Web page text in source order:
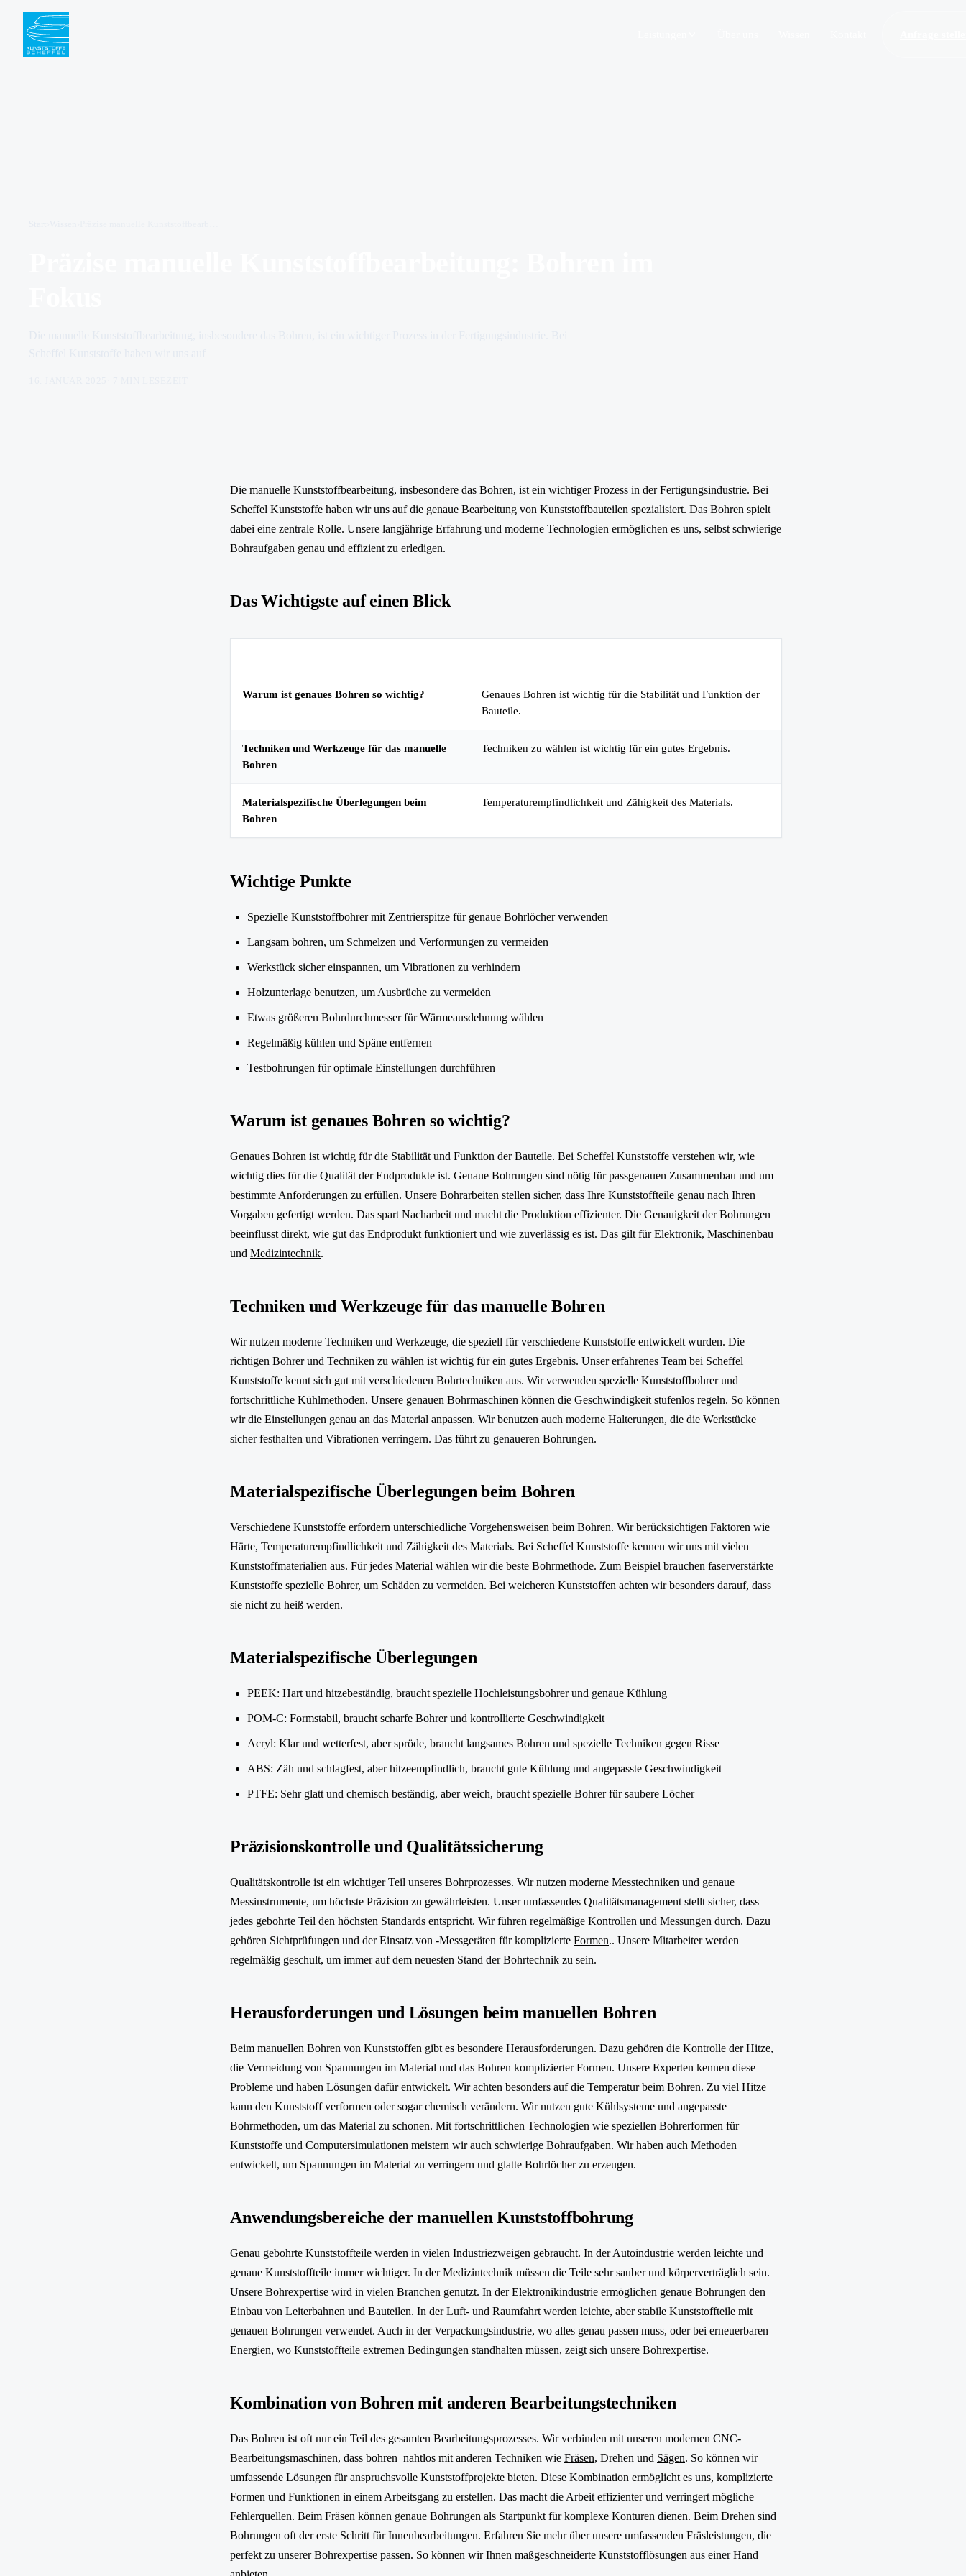
Die manuelle Kunststoffbearbeitung, insbesondere das Bohren, ist ein wichtiger Prozess in der Fertigungsindustrie. Bei
Scheffel Kunststoffe haben wir uns auf die genaue Bearbeitung von Kunststoffbauteilen spezialisiert. Das Bohren spielt
dabei eine zentrale Rolle. Unsere langjährige Erfahrung und moderne Technologien ermöglichen es uns, selbst schwierige
Bohraufgaben genau und effizient zu erledigen.
Das Wichtigste auf einen Blick
Warum ist genaues Bohren so wichtig?
Genaues Bohren ist wichtig für die Stabilität und Funktion der
Bauteile.
Techniken und Werkzeuge für das manuelle
Bohren
Techniken zu wählen ist wichtig für ein gutes Ergebnis.
Materialspezifische Überlegungen beim
Bohren
Temperaturempfindlichkeit und Zähigkeit des Materials.
Wichtige Punkte
Spezielle Kunststoffbohrer mit Zentrierspitze für genaue Bohrlöcher verwenden
Langsam bohren, um Schmelzen und Verformungen zu vermeiden
Werkstück sicher einspannen, um Vibrationen zu verhindern
Holzunterlage benutzen, um Ausbrüche zu vermeiden
Etwas größeren Bohrdurchmesser für Wärmeausdehnung wählen
Regelmäßig kühlen und Späne entfernen
Testbohrungen für optimale Einstellungen durchführen
Warum ist genaues Bohren so wichtig?
Genaues Bohren ist wichtig für die Stabilität und Funktion der Bauteile. Bei Scheffel Kunststoffe verstehen wir, wie
wichtig dies für die Qualität der Endprodukte ist. Genaue Bohrungen sind nötig für passgenauen Zusammenbau und um
bestimmte Anforderungen zu erfüllen. Unsere Bohrarbeiten stellen sicher, dass Ihre Kunststoffteile genau nach Ihren
Vorgaben gefertigt werden. Das spart Nacharbeit und macht die Produktion effizienter. Die Genauigkeit der Bohrungen
beeinflusst direkt, wie gut das Endprodukt funktioniert und wie zuverlässig es ist. Das gilt für Elektronik, Maschinenbau
und Medizintechnik.
Techniken und Werkzeuge für das manuelle Bohren
Wir nutzen moderne Techniken und Werkzeuge, die speziell für verschiedene Kunststoffe entwickelt wurden. Die
richtigen Bohrer und Techniken zu wählen ist wichtig für ein gutes Ergebnis. Unser erfahrenes Team bei Scheffel
Kunststoffe kennt sich gut mit verschiedenen Bohrtechniken aus. Wir verwenden spezielle Kunststoffbohrer und
fortschrittliche Kühlmethoden. Unsere genauen Bohrmaschinen können die Geschwindigkeit stufenlos regeln. So können
wir die Einstellungen genau an das Material anpassen. Wir benutzen auch moderne Halterungen, die die Werkstücke
sicher festhalten und Vibrationen verringern. Das führt zu genaueren Bohrungen.
Materialspezifische Überlegungen beim Bohren
Verschiedene Kunststoffe erfordern unterschiedliche Vorgehensweisen beim Bohren. Wir berücksichtigen Faktoren wie
Härte, Temperaturempfindlichkeit und Zähigkeit des Materials. Bei Scheffel Kunststoffe kennen wir uns mit vielen
Kunststoffmaterialien aus. Für jedes Material wählen wir die beste Bohrmethode. Zum Beispiel brauchen faserverstärkte
Kunststoffe spezielle Bohrer, um Schäden zu vermeiden. Bei weicheren Kunststoffen achten wir besonders darauf, dass
sie nicht zu heiß werden.
Materialspezifische Überlegungen
PEEK: Hart und hitzebeständig, braucht spezielle Hochleistungsbohrer und genaue Kühlung
POM-C: Formstabil, braucht scharfe Bohrer und kontrollierte Geschwindigkeit
Acryl: Klar und wetterfest, aber spröde, braucht langsames Bohren und spezielle Techniken gegen Risse
ABS: Zäh und schlagfest, aber hitzeempfindlich, braucht gute Kühlung und angepasste Geschwindigkeit
PTFE: Sehr glatt und chemisch beständig, aber weich, braucht spezielle Bohrer für saubere Löcher
Präzisionskontrolle und Qualitätssicherung
Qualitätskontrolle ist ein wichtiger Teil unseres Bohrprozesses. Wir nutzen moderne Messtechniken und genaue
Messinstrumente, um höchste Präzision zu gewährleisten. Unser umfassendes Qualitätsmanagement stellt sicher, dass
jedes gebohrte Teil den höchsten Standards entspricht. Wir führen regelmäßige Kontrollen und Messungen durch. Dazu
gehören Sichtprüfungen und der Einsatz von -Messgeräten für komplizierte Formen.. Unsere Mitarbeiter werden
regelmäßig geschult, um immer auf dem neuesten Stand der Bohrtechnik zu sein.
Herausforderungen und Lösungen beim manuellen Bohren
Beim manuellen Bohren von Kunststoffen gibt es besondere Herausforderungen. Dazu gehören die Kontrolle der Hitze,
die Vermeidung von Spannungen im Material und das Bohren komplizierter Formen. Unsere Experten kennen diese
Probleme und haben Lösungen dafür entwickelt. Wir achten besonders auf die Temperatur beim Bohren. Zu viel Hitze
kann den Kunststoff verformen oder sogar chemisch verändern. Wir nutzen gute Kühlsysteme und angepasste
Bohrmethoden, um das Material zu schonen. Mit fortschrittlichen Technologien wie speziellen Bohrerformen für
Kunststoffe und Computersimulationen meistern wir auch schwierige Bohraufgaben. Wir haben auch Methoden
entwickelt, um Spannungen im Material zu verringern und glatte Bohrlöcher zu erzeugen.
Anwendungsbereiche der manuellen Kunststoffbohrung
Genau gebohrte Kunststoffteile werden in vielen Industriezweigen gebraucht. In der Autoindustrie werden leichte und
genaue Kunststoffteile immer wichtiger. In der Medizintechnik müssen die Teile sehr sauber und körperverträglich sein.
Unsere Bohrexpertise wird in vielen Branchen genutzt. In der Elektronikindustrie ermöglichen genaue Bohrungen den
Einbau von Leiterbahnen und Bauteilen. In der Luft- und Raumfahrt werden leichte, aber stabile Kunststoffteile mit
genauen Bohrungen verwendet. Auch in der Verpackungsindustrie, wo alles genau passen muss, oder bei erneuerbaren
Energien, wo Kunststoffteile extremen Bedingungen standhalten müssen, zeigt sich unsere Bohrexpertise.
Kombination von Bohren mit anderen Bearbeitungstechniken
Das Bohren ist oft nur ein Teil des gesamten Bearbeitungsprozesses. Wir verbinden mit unseren modernen CNC-
Bearbeitungsmaschinen, dass bohren nahtlos mit anderen Techniken wie Fräsen, Drehen und Sägen. So können wir
umfassende Lösungen für anspruchsvolle Kunststoffprojekte bieten. Diese Kombination ermöglicht es uns, komplizierte
Formen und Funktionen in einem Arbeitsgang zu erstellen. Das macht die Arbeit effizienter und verringert mögliche
Fehlerquellen. Beim Fräsen können genaue Bohrungen als Startpunkt für komplexe Konturen dienen. Beim Drehen sind
Bohrungen oft der erste Schritt für Innenbearbeitungen. Erfahren Sie mehr über unsere umfassenden Fräsleistungen, die
perfekt zu unserer Bohrexpertise passen. So können wir Ihnen maßgeschneiderte Kunststofflösungen aus einer Hand